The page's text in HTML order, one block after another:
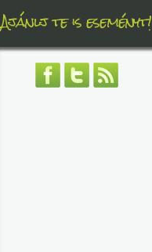
Ajánlj te is eseményt!